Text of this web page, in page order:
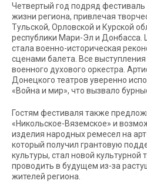
Четвертый год подряд фестиваль
жизни региона, привлечая
Тульской, Орловской и Курской
республики Мари-Эл и
стала военно-историческая
сценами балета. Все
военного духового оркестра.
Донецкого театров уверенно
«Война и мир», что вызвало
Гостям фестиваля также
«Никольское-Вяземское» и
изделия народных ремесел на
который получил грантовую
культуры, стал новой культурной
проводить в будущем из-за
жителей региона.